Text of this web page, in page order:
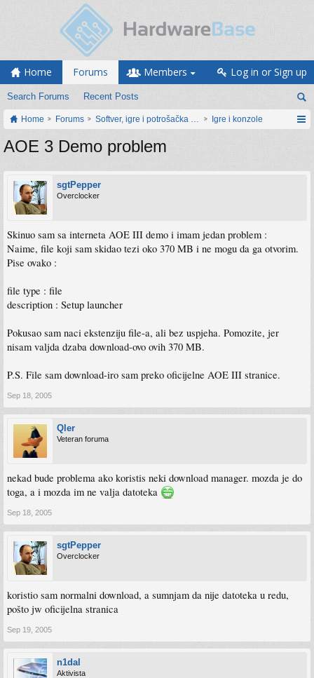
Home Forums
Search Forums Recent Posts
Members Log in or Sign up
Home Forums Softver, igre i potrošačka elektronikaIgre i konzole
AOE 3 Demo problem
sgtPepper
Overclocker
Skinuo sam sa interneta AOE III demo i imam jedan problem :
Naime, file koji sam skidao tezi oko 370 MB i ne mogu da ga otvorim.
Pise ovako :
file type : file
description : Setup launcher
Pokusao sam naci ekstenziju file-a, ali bez uspjeha. Pomozite, jer
nisam valjda dzaba download-ovo ovih 370 MB.
P.S. File sam download-iro sam preko oficijelne AOE III stranice.
Sep 18, 2005
Qler
Veteran foruma
nekad bude problema ako koristis neki download manager. mozda je do
toga, a i mozda im ne valja datoteka
Sep 18, 2005
sgtPepper
Overclocker
koristio sam normalni download, a sumnjam da nije datoteka u redu,
pošto jw oficijelna stranica
Sep 19, 2005
n1dal
Aktivista